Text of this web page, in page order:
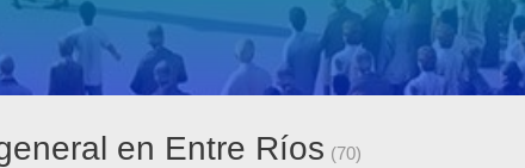
en Entre Ríos (70)